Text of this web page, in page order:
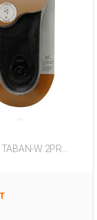
W 2PR